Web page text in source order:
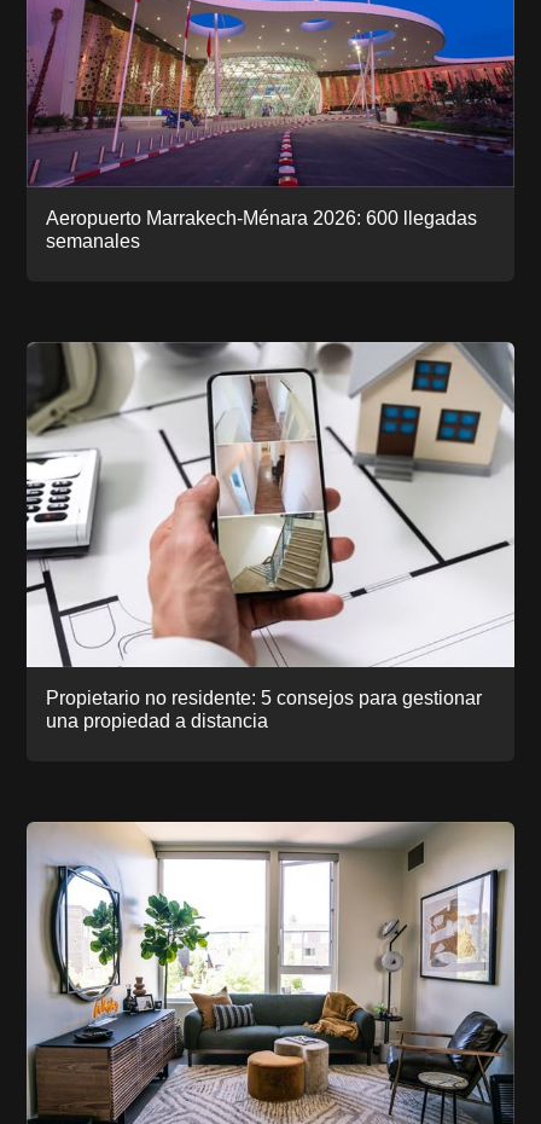
Aeropuerto Marrakech-Ménara 2026: 600 llegadas
semanales
Propietario no residente: 5 consejos para gestionar
una propiedad a distancia